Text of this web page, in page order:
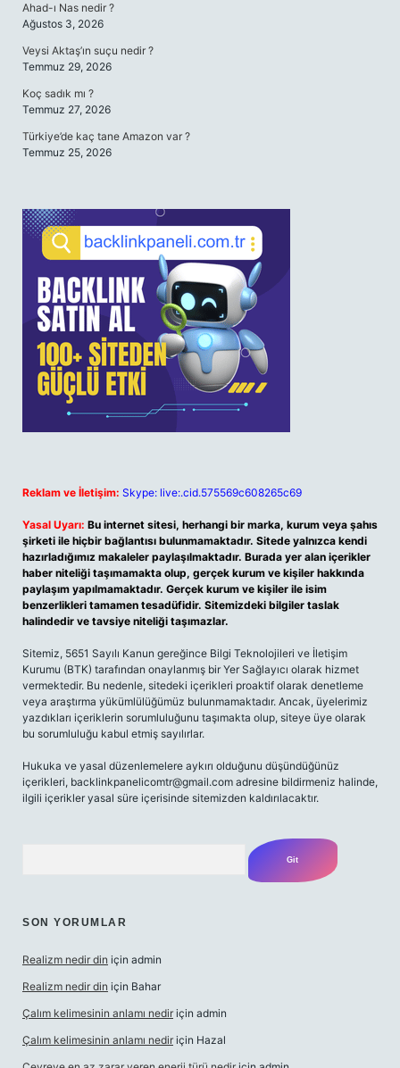
Ahad-ı Nas nedir ?
Ağustos 3, 2026
Veysi Aktaş’ın suçu nedir ?
Temmuz 29, 2026
Koç sadık mı ?
Temmuz 27, 2026
Türkiye’de kaç tane Amazon var ?
Temmuz 25, 2026
Reklam ve İletişim: Skype: live:.cid.575569c608265c69
Yasal Uyarı: Bu internet sitesi, herhangi bir marka, kurum veya şahıs
şirketi ile hiçbir bağlantısı bulunmamaktadır. Sitede yalnızca kendi
hazırladığımız makaleler paylaşılmaktadır. Burada yer alan içerikler
haber niteliği taşımamakta olup, gerçek kurum ve kişiler hakkında
paylaşım yapılmamaktadır. Gerçek kurum ve kişiler ile isim
benzerlikleri tamamen tesadüfidir. Sitemizdeki bilgiler taslak
halindedir ve tavsiye niteliği taşımazlar.
Sitemiz, 5651 Sayılı Kanun gereğince Bilgi Teknolojileri ve İletişim
Kurumu (BTK) tarafından onaylanmış bir Yer Sağlayıcı olarak hizmet
vermektedir. Bu nedenle, sitedeki içerikleri proaktif olarak denetleme
veya araştırma yükümlülüğümüz bulunmamaktadır. Ancak, üyelerimiz
yazdıkları içeriklerin sorumluluğunu taşımakta olup, siteye üye olarak
bu sorumluluğu kabul etmiş sayılırlar.
Hukuka ve yasal düzenlemelere aykırı olduğunu düşündüğünüz
içerikleri, backlinkpanelicomtr@gmail.com adresine bildirmeniz halinde,
ilgili içerikler yasal süre içerisinde sitemizden kaldırılacaktır.
SON YORUMLAR
Realizm nedir din için admin
Realizm nedir din için Bahar
Çalım kelimesinin anlamı nedir için admin
Çalım kelimesinin anlamı nedir için Hazal